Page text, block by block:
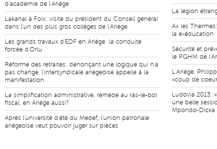
d'académie de l'Ariège
Lakanal à Foix: visite du président du Conseil général
dans l'un des plus gros collèges de l'Ariège
Les grands travaux d'EDF en Ariège: la conduite
forcée d'Orlu
Réforme des retraites: dénonçant une logique qui n'a
pas changé, l'intersyndicale ariégeoise appelle à la
manifestation
La simplification administrative, remède au ras-le-bol
fiscal, en Ariège aussi?
Après l'université d'été du Medef, l'union patronale
ariégeoise veut pouvoir juger sur pièces
La légion
Ax les
la e-éducation
Sécurité et
le PGHM de
L'Ariège,
«coup de
Ludovia 2013:
une belle
Mpondo-Dicka